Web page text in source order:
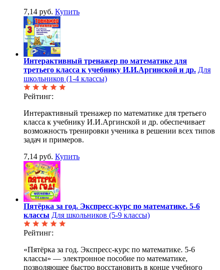
7,14 руб. Купить
Интерактивный тренажер по математике для
третьего класса к учебнику И.И.Аргинской и др. Для
школьников (1-4 классы)
Рейтинг:
Интерактивный тренажер по математике для третьего
класса к учебнику И.И.Аргинской и др. обеспечивает
возможность тренировки ученика в решении всех типов
задач и примеров.
7,14 руб. Купить
Пятёрка за год. Экспресс-курс по математике. 5-6
классы Для школьников (5-9 классы)
Рейтинг:
«Пятёрка за год. Экспресс-курс по математике. 5-6
классы» — электронное пособие по математике,
позволяющее быстро восстановить в конце учебного